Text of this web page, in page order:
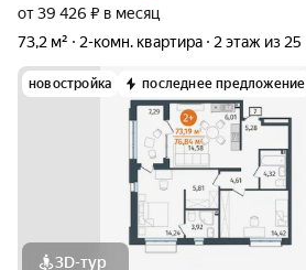
от 39 426 ₽ в месяц
73,2 м²
2-комн. квартира 2 этаж из 25
новостройка последнее предложение
3D-тур